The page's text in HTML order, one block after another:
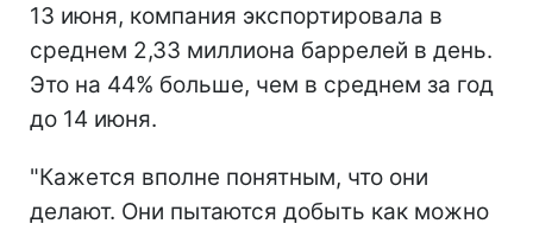
13 июня, компания экспортировала в
среднем 2,33 миллиона баррелей в день.
Это на 44% больше, чем в среднем за год
до 14 июня.
"Кажется вполне понятным, что они
делают. Они пытаются добыть как можно